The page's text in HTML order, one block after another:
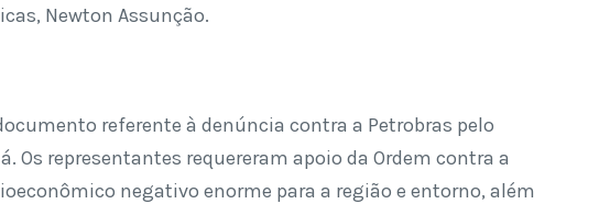
Newton Assunção.
referente à denúncia contra a Petrobras pelo
Os representantes requereram apoio da Ordem contra a
negativo enorme para a região e entorno, além